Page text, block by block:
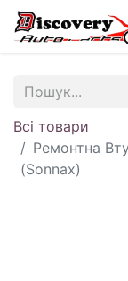
Всі товари
Ремонтна
(Sonnax)